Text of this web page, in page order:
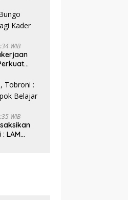
WIB
Dorong
WIB
LAM